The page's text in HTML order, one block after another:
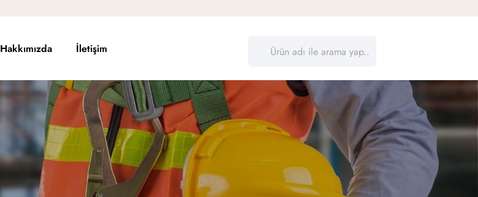
Hakkımızda İletişim